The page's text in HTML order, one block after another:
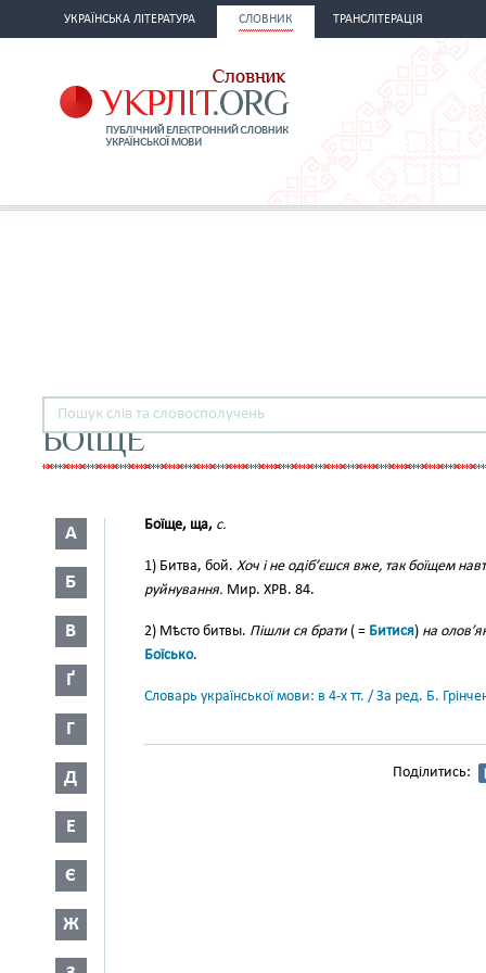
УКРАЇНСЬКА ЛІТЕРАТУРА СЛОВНИК ТРАНСЛІТЕРАЦІЯ
БОЇЩЕ
А
Б
В
Ґ
Г
Д
Е
Є
Ж
Боїще, ща, с.
1) Битва, бой. Хоч і не одіб’єшся вже, так боїщем
руйнування. Мир. ХРВ. 84.
2) Мѣсто битвы. Пішли ся брати ( = Битися) на
Боїсько.
Словарь української мови: в 4-х тт. / За ред. Б.
Поділитись: